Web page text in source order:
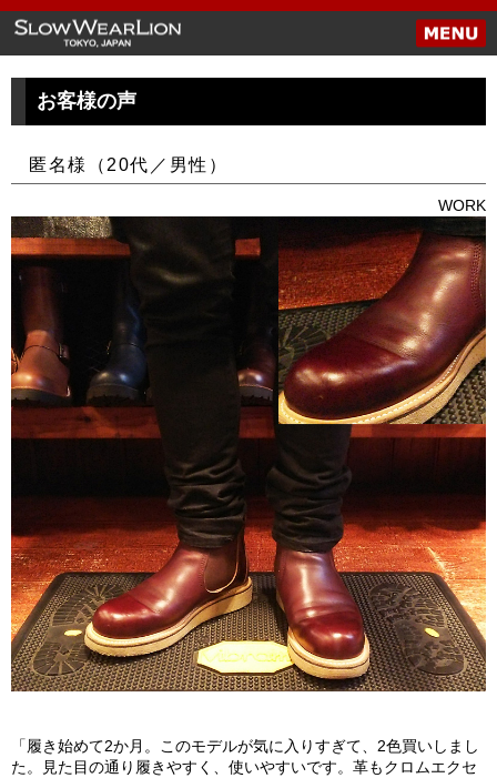
お客様の声
匿名様（20代／男性）
WORK
「履き始めて2か月。このモデルが気に入りすぎて、2色買いしまし
た。見た目の通り履きやすく、使いやすいです。革もクロムエクセ